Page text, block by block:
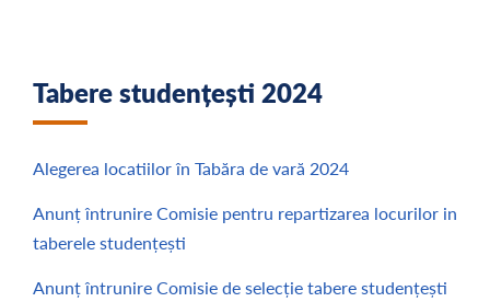
Tabere studențești 2024
Alegerea locatiilor în Tabăra de vară 2024
Anunț întrunire Comisie pentru repartizarea locurilor in
taberele studențești
Anunț întrunire Comisie de selecție tabere studențești